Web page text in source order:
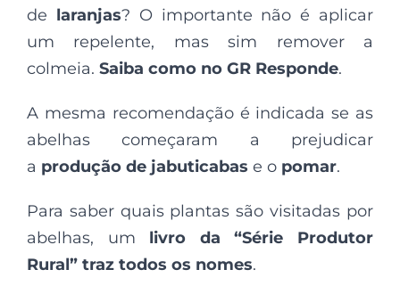
de laranjas? O importante não é aplicar
um repelente, mas sim remover a
colmeia. Saiba como no GR Responde.
A mesma recomendação é indicada se as
abelhas começaram a prejudicar
a produção de jabuticabas e o pomar.
Para saber quais plantas são visitadas por
abelhas, um livro da “Série Produtor
Rural” traz todos os nomes.